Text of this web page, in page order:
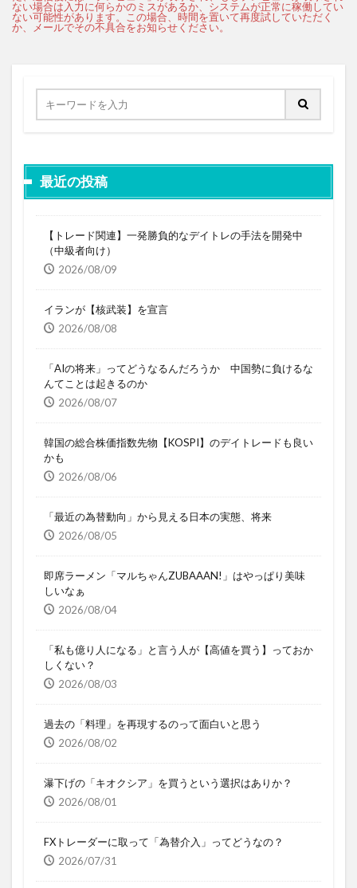
最近の投稿
【トレード関連】一発勝負的なデイトレの手法を開発中
（中級者向け）
2026/08/09
イランが【核武装】を宣言
2026/08/08
「AIの将来」ってどうなるんだろうか 中国勢に負けるな
んてことは起きるのか
2026/08/07
韓国の総合株価指数先物【KOSPI】のデイトレードも良い
かも
2026/08/06
「最近の為替動向」から見える日本の実態、将来
2026/08/05
即席ラーメン「マルちゃんZUBAAAN!」はやっぱり美味
しいなぁ
2026/08/04
「私も億り人になる」と言う人が【高値を買う】っておか
しくない？
2026/08/03
過去の「料理」を再現するのって面白いと思う
2026/08/02
瀑下げの「キオクシア」を買うという選択はありか？
2026/08/01
FXトレーダーに取って「為替介入」ってどうなの？
2026/07/31